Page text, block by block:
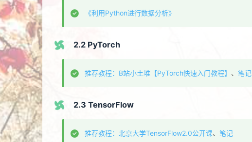
《利用Python进行数据分析》
2.2 PyTorch
推荐教程：B站小土堆【PyTorch快速入门教程】 、 笔记
2.3 TensorFlow
推荐教程：北京大学TensorFlow2.0公开课、 笔记